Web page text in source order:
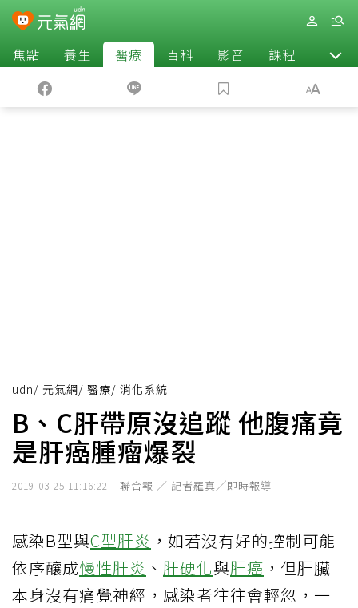
焦點 養生 醫療 百科 影音 課程 退休
udn/ 元氣網/ 醫療/ 消化系統
B、C肝帶原沒追蹤 他腹痛竟
是肝癌腫瘤爆裂
2019-03-25 11:16:22 聯合報 ／ 記者羅真╱即時報導
感染B型與C型肝炎 ，如若沒有好的控制可能
依序釀成慢性肝炎 、 肝硬化與肝癌 ，但肝臟
本身沒有痛覺神經，感染者往往會輕忽，一